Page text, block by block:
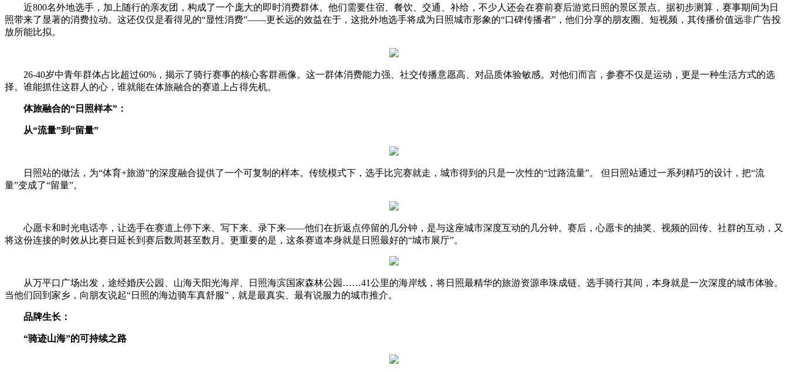
近800名外地选手，加上随行的亲友团，构成了一个庞大的即时消费群体。他们需要住宿、餐饮、交通、补给，不少人还会在赛前赛后游览日照的景区景点。据初步测算，赛事期间为日
照带来了显著的消费拉动。这还仅仅是看得见的“显性消费”——更长远的效益在于，这批外地选手将成为日照城市形象的“口碑传播者”，他们分享的朋友圈、短视频，其传播价值远非广告投
放所能比拟。
26-40岁中青年群体占比超过60%，揭示了骑行赛事的核心客群画像。这一群体消费能力强、社交传播意愿高、对品质体验敏感。对他们而言，参赛不仅是运动，更是一种生活方式的选
择。谁能抓住这群人的心，谁就能在体旅融合的赛道上占得先机。
体旅融合的“日照样本”：
从“流量”到“留量”
日照站的做法，为“体育+旅游”的深度融合提供了一个可复制的样本。传统模式下，选手比完赛就走，城市得到的只是一次性的“过路流量”。 但日照站通过一系列精巧的设计，把“流
量”变成了“留量”。
心愿卡和时光电话亭，让选手在赛道上停下来、写下来、录下来——他们在折返点停留的几分钟，是与这座城市深度互动的几分钟。赛后，心愿卡的抽奖、视频的回传、社群的互动，又
将这份连接的时效从比赛日延长到赛后数周甚至数月。更重要的是，这条赛道本身就是日照最好的“城市展厅”。
从万平口广场出发，途经婚庆公园、山海天阳光海岸、日照海滨国家森林公园……41公里的海岸线，将日照最精华的旅游资源串珠成链。选手骑行其间，本身就是一次深度的城市体验。
当他们回到家乡，向朋友说起“日照的海边骑车真舒服”，就是最真实、最有说服力的城市推介。
品牌生长：
“骑迹山海”的可持续之路